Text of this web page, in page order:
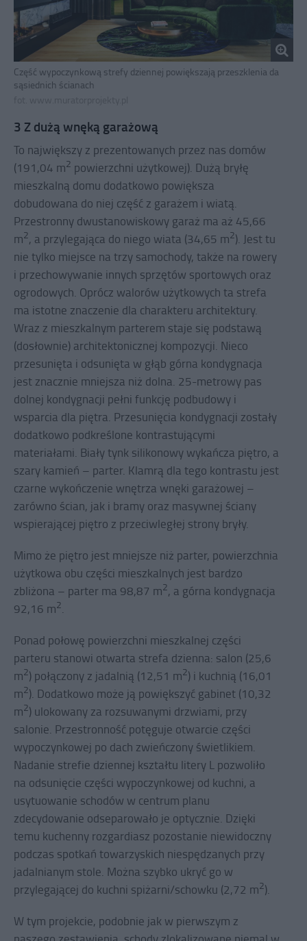
Część wypoczynkową strefy dziennej powiększają przeszklenia da
sąsiednich ścianach
3 Z dużą wnęką garażową
To największy z prezentowanych przez nas domów
(191,04 m2 powierzchni użytkowej). Dużą bryłę
mieszkalną domu dodatkowo powiększa
dobudowana do niej część z garażem i wiatą.
Przestronny dwustanowiskowy garaż ma aż 45,66
m2, a przylegająca do niego wiata (34,65 m2). Jest tu
nie tylko miejsce na trzy samochody, także na rowery
i przechowywanie innych sprzętów sportowych oraz
ogrodowych. Oprócz walorów użytkowych ta strefa
ma istotne znaczenie dla charakteru architektury.
Wraz z mieszkalnym parterem staje się podstawą
(dosłownie) architektonicznej kompozycji. Nieco
przesunięta i odsunięta w głąb górna kondygnacja
jest znacznie mniejsza niż dolna. 25-metrowy pas
dolnej kondygnacji pełni funkcję podbudowy i
wsparcia dla piętra. Przesunięcia kondygnacji zostały
dodatkowo podkreślone kontrastującymi
materiałami. Biały tynk silikonowy wykańcza piętro, a
szary kamień – parter. Klamrą dla tego kontrastu jest
czarne wykończenie wnętrza wnęki garażowej –
zarówno ścian, jak i bramy oraz masywnej ściany
wspierającej piętro z przeciwległej strony bryły.
Mimo że piętro jest mniejsze niż parter, powierzchnia
użytkowa obu części mieszkalnych jest bardzo
zbliżona – parter ma 98,87 m2, a górna kondygnacja
92,16 m2.
Ponad połowę powierzchni mieszkalnej części
parteru stanowi otwarta strefa dzienna: salon (25,6
m2) połączony z jadalnią (12,51 m2) i kuchnią (16,01
m2). Dodatkowo może ją powiększyć gabinet (10,32
m2) ulokowany za rozsuwanymi drzwiami, przy
salonie. Przestronność potęguje otwarcie części
wypoczynkowej po dach zwieńczony świetlikiem.
Nadanie strefie dziennej kształtu litery L pozwoliło
na odsunięcie części wypoczynkowej od kuchni, a
usytuowanie schodów w centrum planu
zdecydowanie odseparowało je optycznie. Dzięki
temu kuchenny rozgardiasz pozostanie niewidoczny
podczas spotkań towarzyskich niespędzanych przy
jadalnianym stole. Można szybko ukryć go w
przylegającej do kuchni spiżarni/schowku (2,72 m2).
W tym projekcie, podobnie jak w pierwszym z